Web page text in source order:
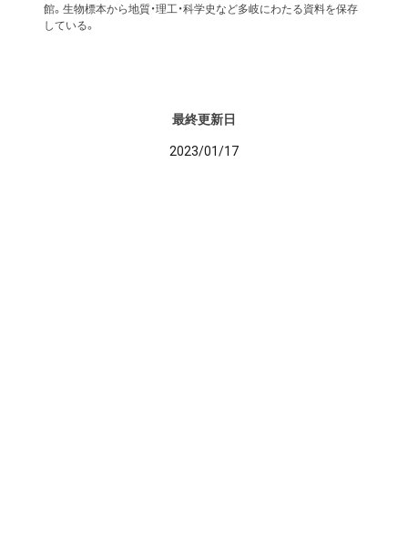
館。生物標本から地質・理工・科学史など多岐にわたる資料を保存
している。
最終更新日
2023/01/17